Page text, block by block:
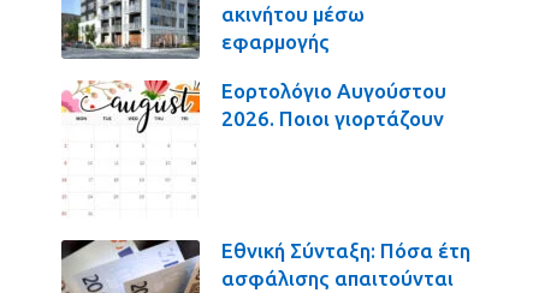
ακινήτου μέσω
εφαρμογής
Εορτολόγιο Αυγούστου
2026. Ποιοι γιορτάζουν
Εθνική Σύνταξη: Πόσα έτη
ασφάλισης απαιτούνται